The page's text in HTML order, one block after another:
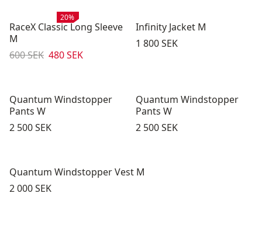
Rea:
20%
RaceX Classic Long Sleeve
M
Originalpris:
600 SEK Reapris:
480 SEK
Infinity Jacket M
Pris:
1 800 SEK
Quantum Windstopper
Pants W
Pris:
2 500 SEK
Quantum Windstopper
Pants W
Pris:
2 500 SEK
Quantum Windstopper Vest M
Pris:
2 000 SEK